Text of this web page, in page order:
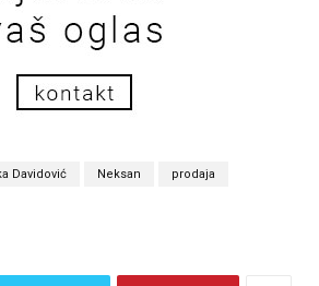
Davidović Neksan prodaja